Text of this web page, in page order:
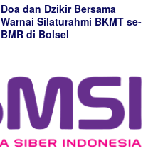
Doa dan Dzikir Bersama
Warnai Silaturahmi BKMT se-
BMR di Bolsel